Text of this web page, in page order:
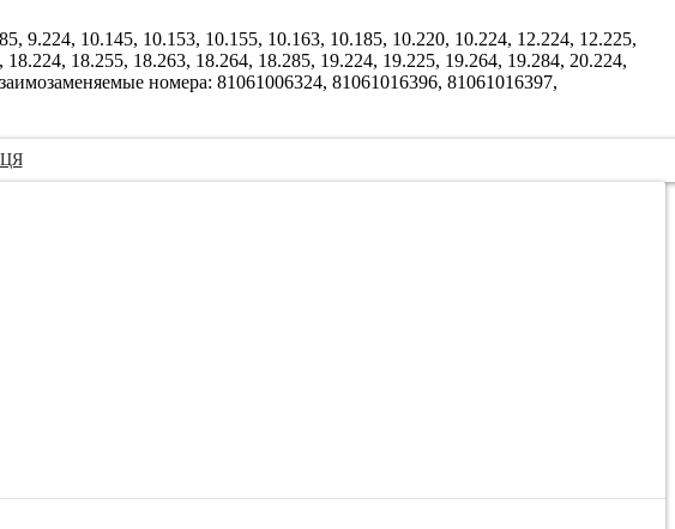
9.224, 10.145, 10.153, 10.155, 10.163, 10.185, 10.220, 10.224, 12.224, 12.225,
18.255, 18.263, 18.264, 18.285, 19.224, 19.225, 19.264, 19.284, 20.224,
номера: 81061006324, 81061016396, 81061016397,